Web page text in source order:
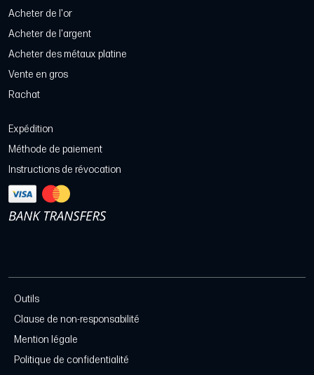
Acheter de l'or
Acheter de l'argent
Acheter des métaux platine
Vente en gros
Rachat
Expédition
Méthode de paiement
Instructions de révocation
Outils
Clause de non-responsabilité
Mention légale
Politique de confidentialité